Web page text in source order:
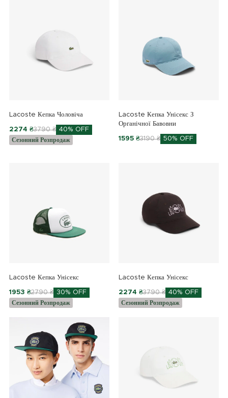
Lacoste Кепка Чоловіча
2274 ₴3790 ₴ 40% OFF
Сезонний Розпродаж
Lacoste Кепка Унісекс З
Органічної Бавовни
1595 ₴3190 ₴ 50% OFF
Lacoste Кепка Унісекс
1953 ₴2790 ₴ 30% OFF
Сезонний Розпродаж
Lacoste Кепка Унісекс
2274 ₴3790 ₴ 40% OFF
Сезонний Розпродаж